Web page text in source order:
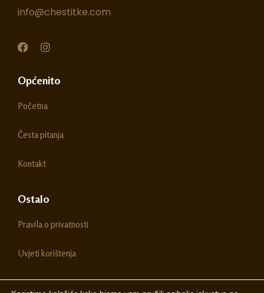
info@chestitke.com
F
e
b
o
I
t
r
m
Općenito
Početna
Česta pitanja
Kontakt
Ostalo
Pravila o privatnosti
Uvjeti korištenja